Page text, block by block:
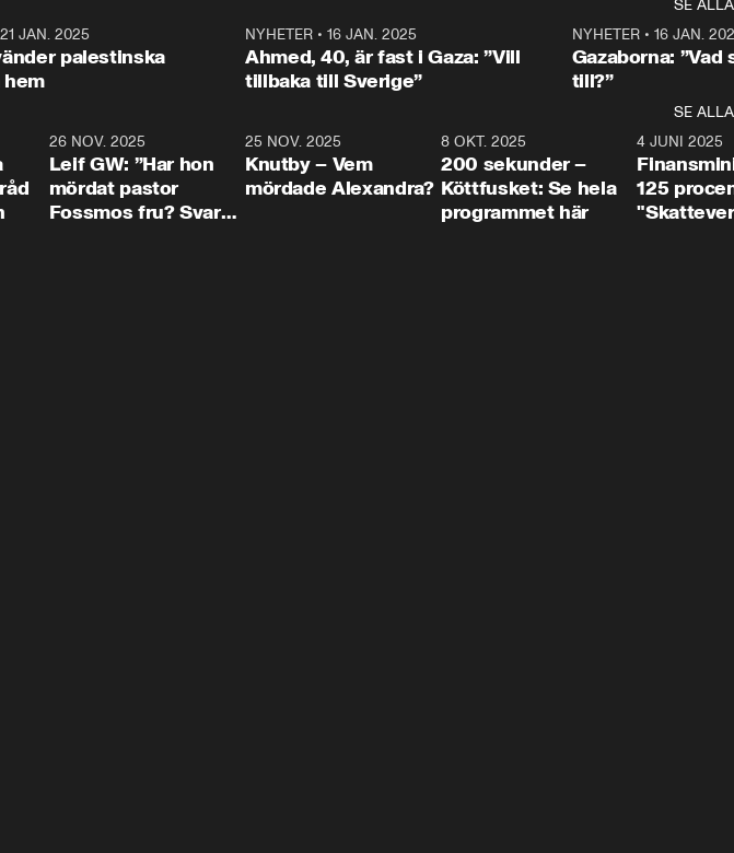
Mohamsson till svars.
Rohwedder
Thand Ring
SE ALLA
21 JAN. 2025
palestinska
hem
NYHETER• 16 JAN. 2025
Ahmed, 40, är fast i Gaza: ”Vill
tillbaka till Sverige”
NYHETER• 16 JAN.
Gazaborna:
till?”
SE ALLA
26 NOV. 2025
Leif GW: ”Har hon
mördat pastor
Fossmos fru? Svar
31:05
25 NOV. 2025
Knutby – Vem
mördade Alexandra?
4:29
8 OKT. 2025
200 sekunder –
Köttfusket: Se hela
programmet här
4 JUNI 2025
125